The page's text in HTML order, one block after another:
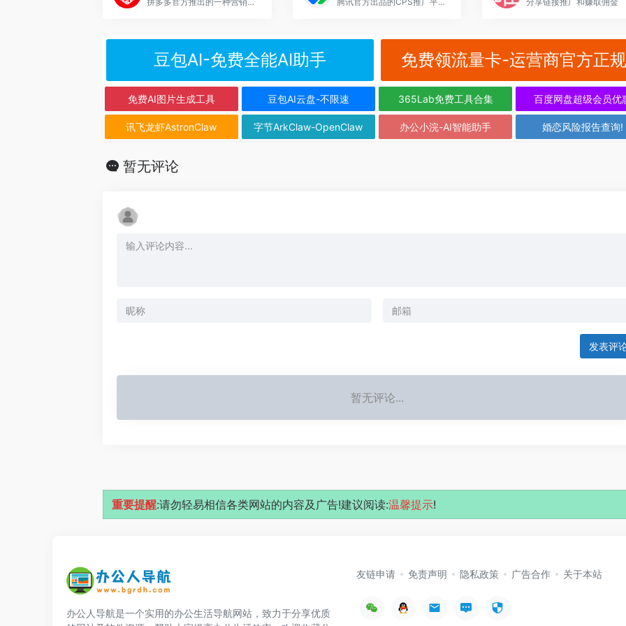
豆包AI-免费全能AI助手 免费领流量卡-运营商官方正
免费AI图片生成工具 豆包AI云盘-不限速 365Lab免费工具合集 百度网盘超级会员优
讯飞龙虾AstronClaw 字节ArkClaw-OpenClaw 办公小浣-AI智能助手 婚恋风险报告查询!
暂无评论
发表评
暂无评论...
重要提醒:请勿轻易相信各类网站的内容及广告!建议阅读:温馨提示!
办公人导航是一个实用的办公生活导航网站，致力于分享优质
友链申请 免责声明 隐私政策 广告合作 关于本站